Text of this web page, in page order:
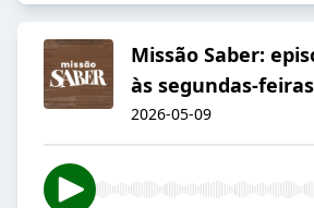
Missão Saber:
às segundas-feiras
2026-05-09